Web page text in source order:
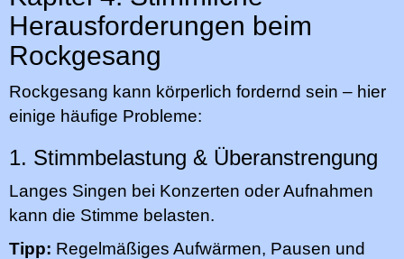
Herausforderungen beim
Rockgesang
Rockgesang kann körperlich fordernd sein – hier
einige häufige Probleme:
1. Stimmbelastung & Überanstrengung
Langes Singen bei Konzerten oder Aufnahmen
kann die Stimme belasten.
Tipp: Regelmäßiges Aufwärmen, Pausen und